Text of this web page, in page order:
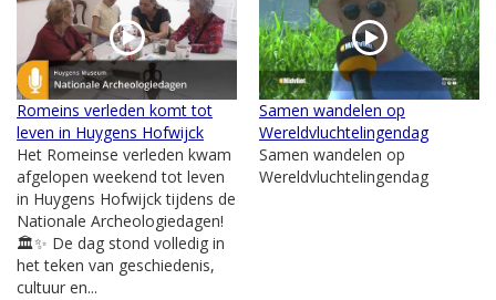
Romeins verleden komt tot
leven in Huygens Hofwijck
Het Romeinse verleden kwam
afgelopen weekend tot leven
in Huygens Hofwijck tijdens de
Nationale Archeologiedagen!
🏛️✨ De dag stond volledig in
het teken van geschiedenis,
cultuur en...
Samen wandelen op
Wereldvluchtelingendag
Samen wandelen op
Wereldvluchtelingendag